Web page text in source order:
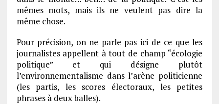
mêmes mots, mais ils ne veulent pas dire la
même chose.
Pour précision, on ne parle pas ici de ce que les
journalistes appellent à tout de champ “écologie
politique” et qui désigne plutôt
l’environnementalisme dans l’arène politicienne
(les partis, les scores électoraux, les petites
phrases à deux balles).